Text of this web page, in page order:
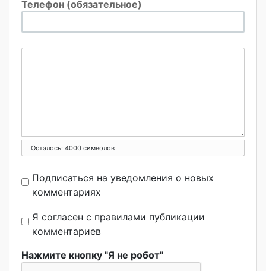
Телефон (обязательное)
Осталось: 4000 символов
Подписаться на уведомления о новых
комментариях
Я согласен с правилами публикации
комментариев
Нажмите кнопку "Я не робот"